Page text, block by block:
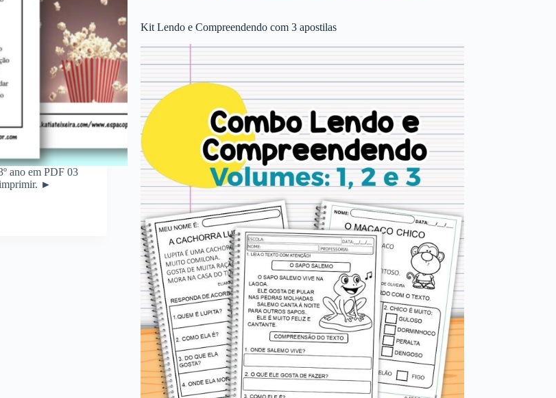
ano em PDF 03
imprimir. ►
Kit Lendo e Compreendendo com 3 apostilas